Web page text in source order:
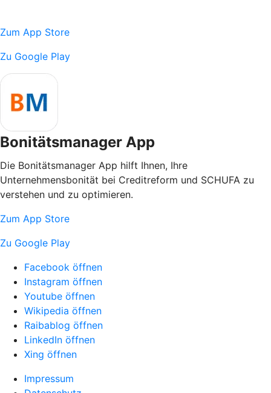
Zum App Store
Zu Google Play
Bonitätsmanager App
Die Bonitätsmanager App hilft Ihnen, Ihre
Unternehmensbonität bei Creditreform und SCHUFA zu
verstehen und zu optimieren.
Zum App Store
Zu Google Play
Facebook öffnen
Instagram öffnen
Youtube öffnen
Wikipedia öffnen
Raibablog öffnen
LinkedIn öffnen
Xing öffnen
Impressum